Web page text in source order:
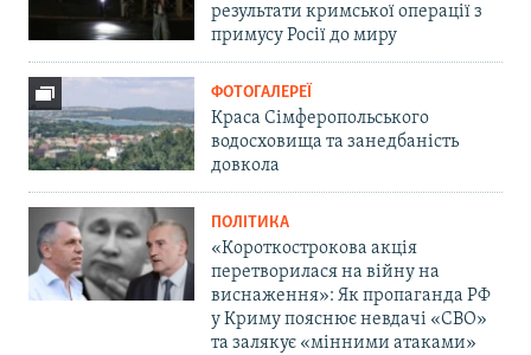
результати кримської операції з
примусу Росії до миру
ФОТОГАЛЕРЕЇ
Краса Сімферопольського
водосховища та занедбаність
довкола
ПОЛІТИКА
«Короткострокова акція
перетворилася на війну на
виснаження»: Як пропаганда РФ
у Криму пояснює невдачі «СВО»
та залякує «мінними атаками»